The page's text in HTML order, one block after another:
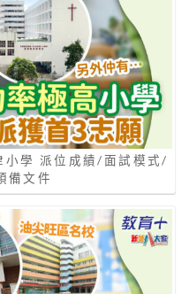
小學 派位成績/面試模式/
備文件